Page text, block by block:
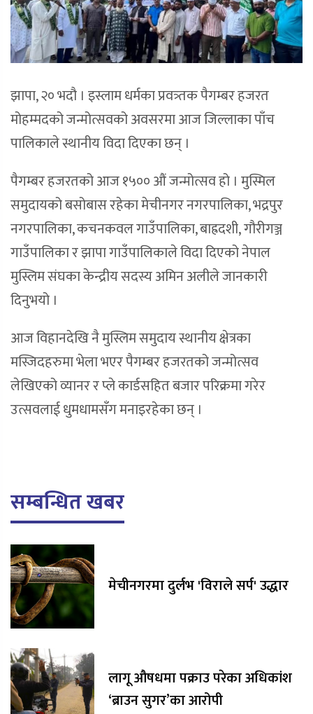
झापा, २० भदौ । इस्लाम धर्मका प्रवत्र्तक पैगम्बर हजरत
मोहम्मदको जन्मोत्सवको अवसरमा आज जिल्लाका पाँच
पालिकाले स्थानीय विदा दिएका छन् ।
पैगम्बर हजरतको आज १५०० औं जन्मोत्सव हो । मुस्मिल
समुदायको बसोबास रहेका मेचीनगर नगरपालिका, भद्रपुर
नगरपालिका, कचनकवल गाउँपालिका, बाह्रदशी, गौरीगञ्ज
गाउँपालिका र झापा गाउँपालिकाले विदा दिएको नेपाल
मुस्लिम संघका केन्द्रीय सदस्य अमिन अलीले जानकारी
दिनुभयो ।
आज विहानदेखि नै मुस्लिम समुदाय स्थानीय क्षेत्रका
मस्जिदहरुमा भेला भएर पैगम्बर हजरतको जन्मोत्सव
लेखिएको व्यानर र प्ले कार्डसहित बजार परिक्रमा गरेर
उत्सवलाई धुमधामसँग मनाइरहेका छन् ।
सम्बन्धित खबर
मेचीनगरमा दुर्लभ 'विराले सर्प' उद्धार
लागू औषधमा पक्राउ परेका अधिकांश
‘ब्राउन सुगर’का आरोपी